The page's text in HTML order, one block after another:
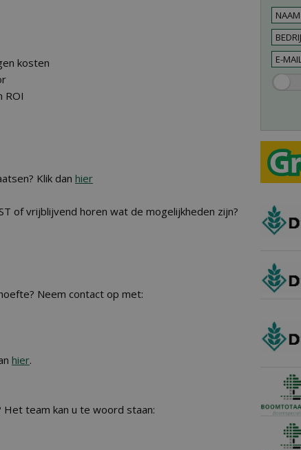
kosten
ROI
Klik dan hier
of vrijblijvend horen wat de mogelijkheden zijn?
Neem contact op met:
hier.
team kan u te woord staan: